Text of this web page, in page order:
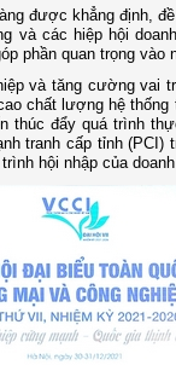
được khẳng định,
và các hiệp hội
phần quan trọng vào
và tăng cường vai
chất lượng hệ
đẩy quá trình
tranh cấp tỉnh (PCI)
hội nhập của doanh